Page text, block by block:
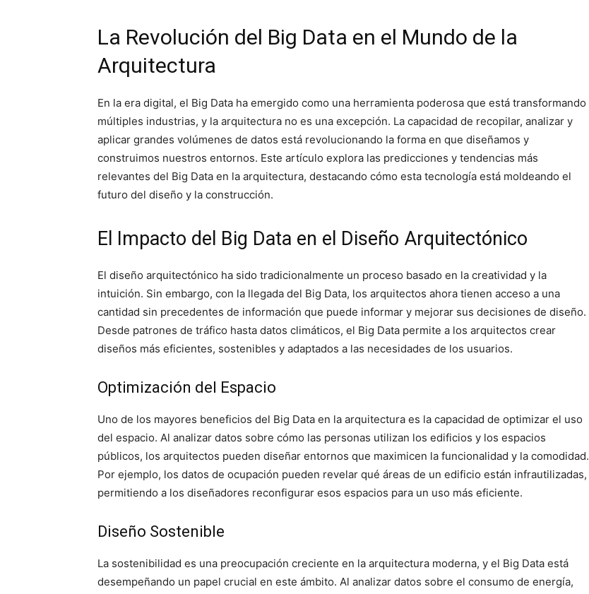
La Revolución del Big Data en el Mundo de la
Arquitectura
En la era digital, el Big Data ha emergido como una herramienta poderosa que está transformando
múltiples industrias, y la arquitectura no es una excepción. La capacidad de recopilar, analizar y
aplicar grandes volúmenes de datos está revolucionando la forma en que diseñamos y
construimos nuestros entornos. Este artículo explora las predicciones y tendencias más
relevantes del Big Data en la arquitectura, destacando cómo esta tecnología está moldeando el
futuro del diseño y la construcción.
El Impacto del Big Data en el Diseño Arquitectónico
El diseño arquitectónico ha sido tradicionalmente un proceso basado en la creatividad y la
intuición. Sin embargo, con la llegada del Big Data, los arquitectos ahora tienen acceso a una
cantidad sin precedentes de información que puede informar y mejorar sus decisiones de diseño.
Desde patrones de tráfico hasta datos climáticos, el Big Data permite a los arquitectos crear
diseños más eficientes, sostenibles y adaptados a las necesidades de los usuarios.
Optimización del Espacio
Uno de los mayores beneficios del Big Data en la arquitectura es la capacidad de optimizar el uso
del espacio. Al analizar datos sobre cómo las personas utilizan los edificios y los espacios
públicos, los arquitectos pueden diseñar entornos que maximicen la funcionalidad y la comodidad.
Por ejemplo, los datos de ocupación pueden revelar qué áreas de un edificio están infrautilizadas,
permitiendo a los diseñadores reconfigurar esos espacios para un uso más eficiente.
Diseño Sostenible
La sostenibilidad es una preocupación creciente en la arquitectura moderna, y el Big Data está
desempeñando un papel crucial en este ámbito. Al analizar datos sobre el consumo de energía,